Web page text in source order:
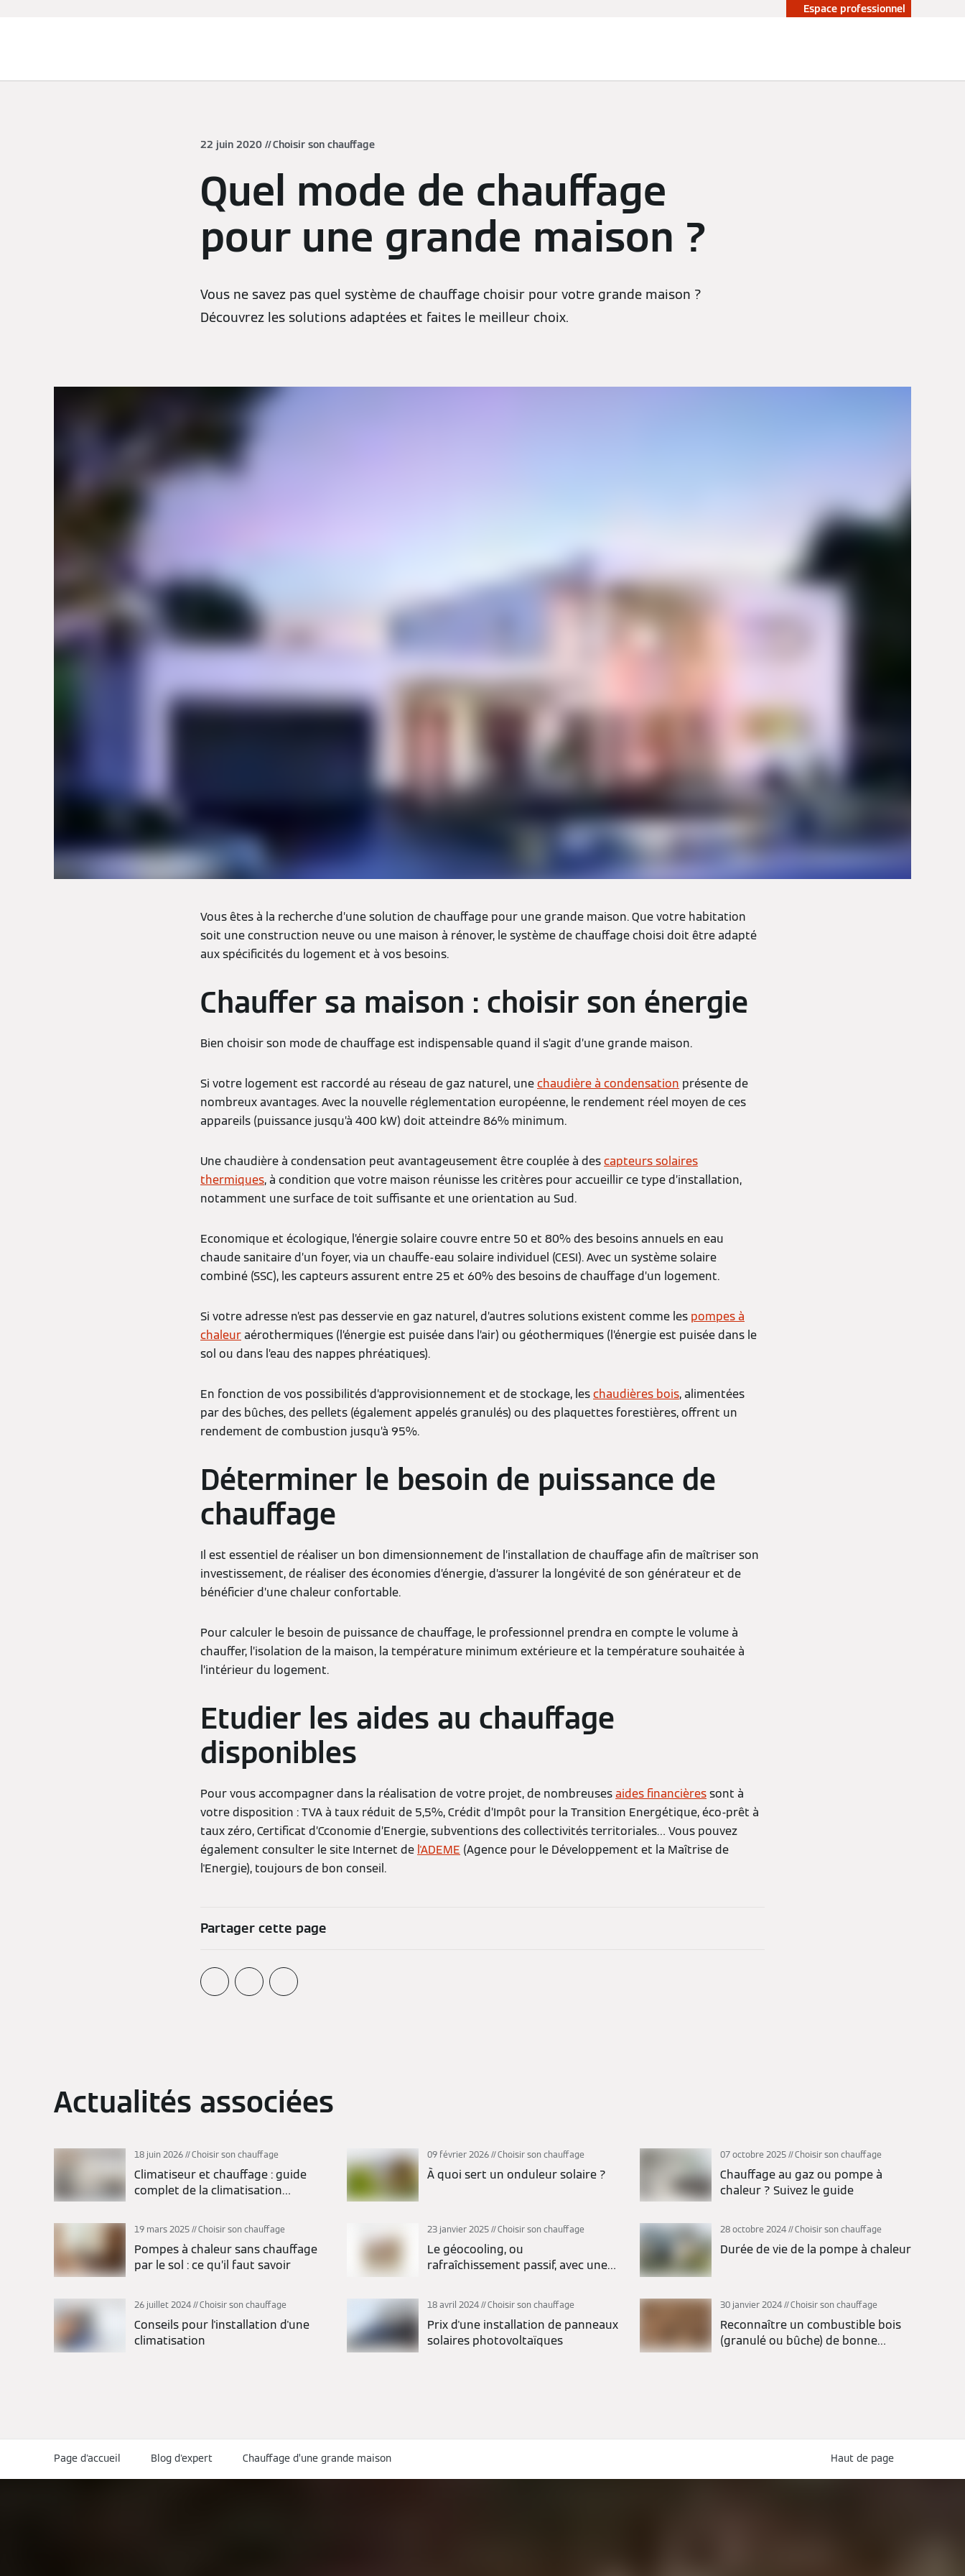
Espace professionnel
22 juin 2020 Choisir son chauffage
Quel mode de chauffage
pour une grande maison ?
Vous ne savez pas quel système de chauffage choisir pour votre grande maison ?
Découvrez les solutions adaptées et faites le meilleur choix.
Vous êtes à la recherche d’une solution de chauffage pour une grande maison. Que votre habitation
soit une construction neuve ou une maison à rénover, le système de chauffage choisi doit être adapté
aux spécificités du logement et à vos besoins.
Chauffer sa maison : choisir son énergie
Bien choisir son mode de chauffage est indispensable quand il s’agit d’une grande maison.
Si votre logement est raccordé au réseau de gaz naturel, unechaudière à condensation présente de
nombreux avantages. Avec la nouvelle réglementation européenne, le rendement réel moyen de ces
appareils (puissance jusqu’à 400 kW) doit atteindre 86% minimum.
Une chaudière à condensation peut avantageusement être couplée à descapteurs solaires
thermiques, à condition que votre maison réunisse les critères pour accueillir ce type d’installation,
notamment une surface de toit suffisante et une orientation au Sud.
Economique et écologique, l’énergie solaire couvre entre 50 et 80% des besoins annuels en eau
chaude sanitaire d’un foyer, via un chauffe-eau solaire individuel (CESI). Avec un système solaire
combiné (SSC), les capteurs assurent entre 25 et 60% des besoins de chauffage d’un logement.
Si votre adresse n’est pas desservie en gaz naturel, d’autres solutions existent comme les pompes à
chaleuraérothermiques (l’énergie est puisée dans l’air) ou géothermiques (l’énergie est puisée dans le
sol ou dans l’eau des nappes phréatiques).
En fonction de vos possibilités d’approvisionnement et de stockage, leschaudières bois, alimentées
par des bûches, des pellets (également appelés granulés) ou des plaquettes forestières, offrent un
rendement de combustion jusqu’à 95%.
Déterminer le besoin de puissance de
chauffage
Il est essentiel de réaliser un bon dimensionnement de l’installation de chauffage afin de maîtriser son
investissement, de réaliser des économies d’énergie, d’assurer la longévité de son générateur et de
bénéficier d’une chaleur confortable.
Pour calculer le besoin de puissance de chauffage, le professionnel prendra en compte le volume à
chauffer, l’isolation de la maison, la température minimum extérieure et la température souhaitée à
l’intérieur du logement.
Etudier les aides au chauffage
disponibles
Pour vous accompagner dans la réalisation de votre projet, de nombreusesaides financièressont à
votre disposition : TVA à taux réduit de 5,5%, Crédit d’Impôt pour la Transition Energétique, éco-prêt à
taux zéro, Certificat d’Cconomie d’Energie, subventions des collectivités territoriales… Vous pouvez
également consulter le site Internet de l'ADEME (Agence pour le Développement et la Maîtrise de
l'Energie), toujours de bon conseil.
Partager cette page
Actualités associées
18 juin 2026 Choisir son chauffage
Climatiseur et chauffage : guide
complet de la climatisation
09 février 2026 Choisir son chauffage
À quoi sert un onduleur solaire ?
07 octobre 2025 Choisir son chauffage
Chauffage au gaz ou pompe à
chaleur ? Suivez le guide
19 mars 2025 Choisir son chauffage
Pompes à chaleur sans chauffage
par le sol : ce qu’il faut savoir
23 janvier 2025 Choisir son chauffage
Le géocooling, ou
rafraîchissement passif, avec une
28 octobre 2024 Choisir son chauffage
Durée de vie de la pompe à chaleur
26 juillet 2024 Choisir son chauffage
Conseils pour l'installation d'une
climatisation
18 avril 2024 Choisir son chauffage
Prix d'une installation de panneaux
solaires photovoltaïques
30 janvier 2024 Choisir son chauffage
Reconnaître un combustible bois
(granulé ou bûche) de bonne
Haut de page
Page d'accueil Blog d'expert Chauffage d’une grande maison